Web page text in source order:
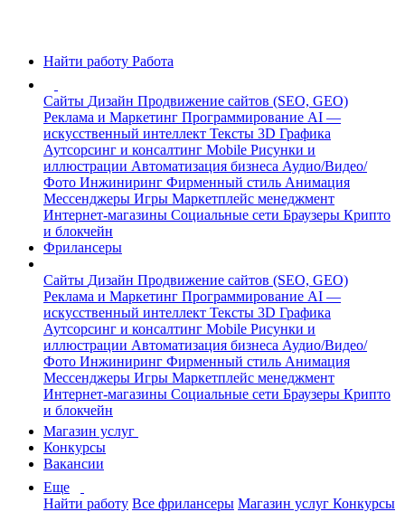
Найти работу Работа
Сайты Дизайн Продвижение сайтов (SEO, GEO)
Реклама и Маркетинг Программирование AI —
искусственный интеллект Тексты 3D Графика
Аутсорсинг и консалтинг Mobile Рисунки и
иллюстрации Автоматизация бизнеса Аудио/Видео/
Фото Инжиниринг Фирменный стиль Анимация
Мессенджеры Игры Маркетплейс менеджмент
Интернет-магазины Социальные сети Браузеры Крипто
и блокчейн
Фрилансеры
Сайты Дизайн Продвижение сайтов (SEO, GEO)
Реклама и Маркетинг Программирование AI —
искусственный интеллект Тексты 3D Графика
Аутсорсинг и консалтинг Mobile Рисунки и
иллюстрации Автоматизация бизнеса Аудио/Видео/
Фото Инжиниринг Фирменный стиль Анимация
Мессенджеры Игры Маркетплейс менеджмент
Интернет-магазины Социальные сети Браузеры Крипто
и блокчейн
Магазин услуг
Конкурсы
Вакансии
Еще
Найти работу Все фрилансеры Магазин услуг Конкурсы